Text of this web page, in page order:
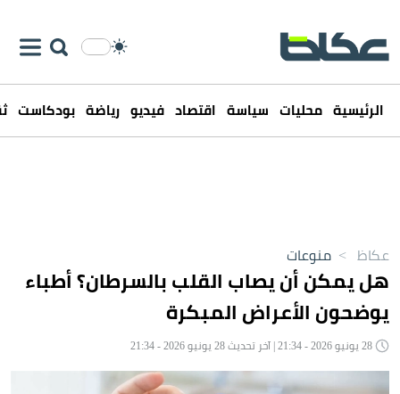
الرئيسية محليات سياسة اقتصاد فيديو رياضة بودكاست
عكاظ > منوعات
هل يمكن أن يصاب القلب بالسرطان؟ أطباء
يوضحون الأعراض المبكرة